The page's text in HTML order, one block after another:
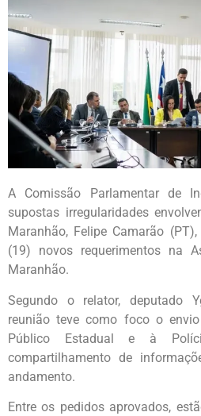
A Comissão Parlamentar de
supostas irregularidades
Maranhão, Felipe Camarão
(19) novos requerimentos na
Maranhão.
Segundo o relator, deputado
reunião teve como foco o
Público Estadual e à
compartilhamento de
andamento.
Entre os pedidos aprovados,